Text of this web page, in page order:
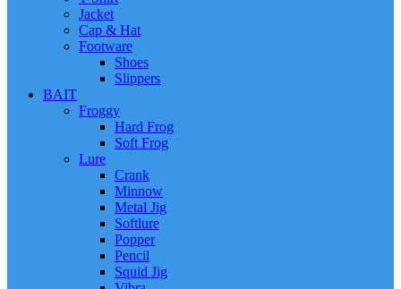
Jacket
Cap & Hat
Footware
Shoes
Slippers
BAIT
Froggy
Hard Frog
Soft Frog
Lure
Crank
Minnow
Metal Jig
Softlure
Popper
Pencil
Squid Jig